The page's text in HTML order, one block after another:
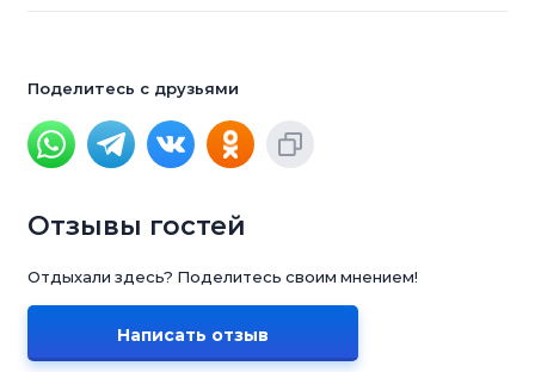
Поделитесь с друзьями
Отзывы гостей
Отдыхали здесь? Поделитесь своим мнением!
Написать отзыв